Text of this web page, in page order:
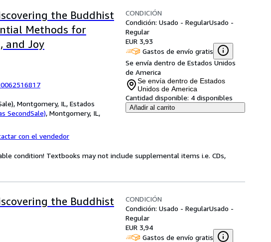
the Buddhist
Methods for
and Joy
Montgomery, IL, Estados
SecondSale), Montgomery, IL,
con el vendedor
CONDICIÓN
Condición: Usado - RegularUsado -
Regular
EUR 3,93
Gastos de envío gratis
Se envía dentro de Estados Unidos
de America
Se envía dentro de Estados
Unidos de America
Cantidad disponible: 4 disponibles
Añadir al carrito
condition! Textbooks may not include supplemental items i.e. CDs,
the Buddhist
CONDICIÓN
Condición: Usado - RegularUsado -
Regular
EUR 3,94
Gastos de envío gratis